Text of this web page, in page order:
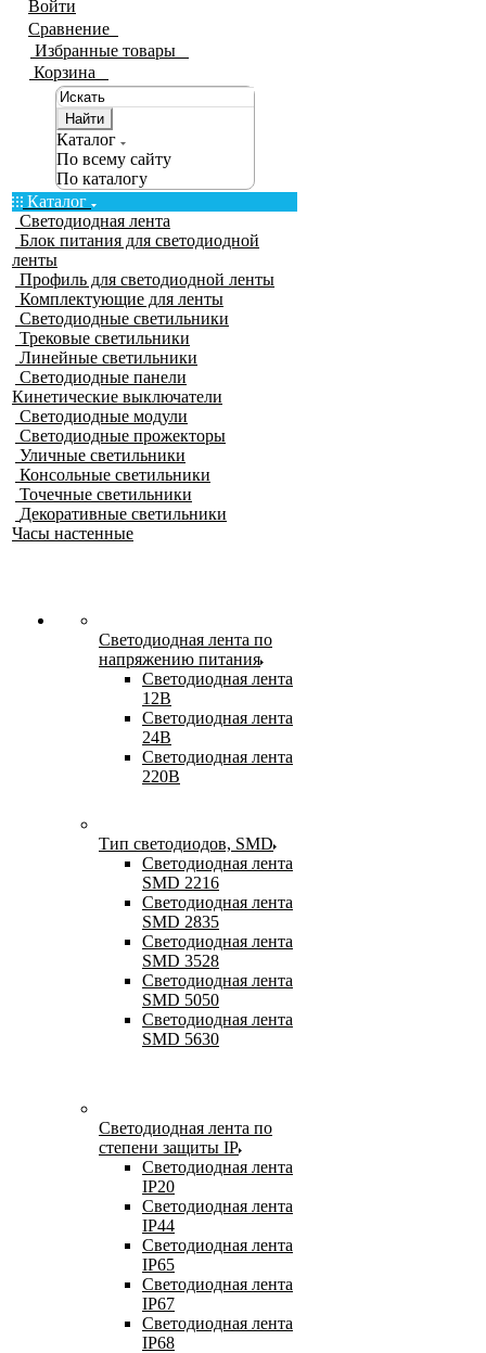
Войти
Сравнение
Избранные товары
Корзина
Найти
Каталог
По всему сайту
По каталогу
Каталог
Светодиодная лента
Блок питания для светодиодной
ленты
Профиль для светодиодной ленты
Комплектующие для ленты
Светодиодные светильники
Трековые светильники
Линейные светильники
Светодиодные панели
Кинетические выключатели
Светодиодные модули
Светодиодные прожекторы
Уличные светильники
Консольные светильники
Точечные светильники
Декоративные светильники
Часы настенные
Светодиодная лента по
напряжению питания
Светодиодная лента
12В
Светодиодная лента
24В
Светодиодная лента
220В
Тип светодиодов, SMD
Cветодиодная лента
SMD 2216
Светодиодная лента
SMD 2835
Светодиодная лента
SMD 3528
Светодиодная лента
SMD 5050
Светодиодная лента
SMD 5630
Светодиодная лента по
степени защиты IP
Светодиодная лента
IP20
Светодиодная лента
IP44
Светодиодная лента
IP65
Светодиодная лента
IP67
Светодиодная лента
IP68